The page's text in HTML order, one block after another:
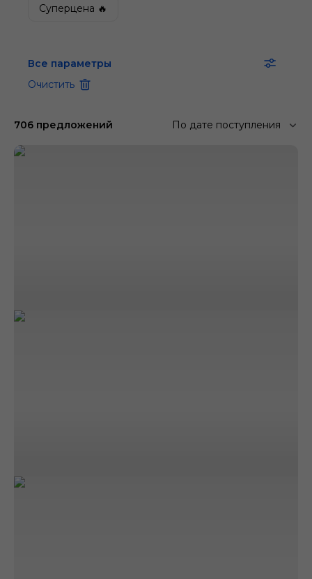
Суперцена 🔥
Все параметры
Очистить
706 предложений По дате поступления